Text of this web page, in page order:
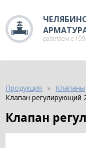
работаем с
Продукция Клапаны
Клапан регулирующий
Клапан